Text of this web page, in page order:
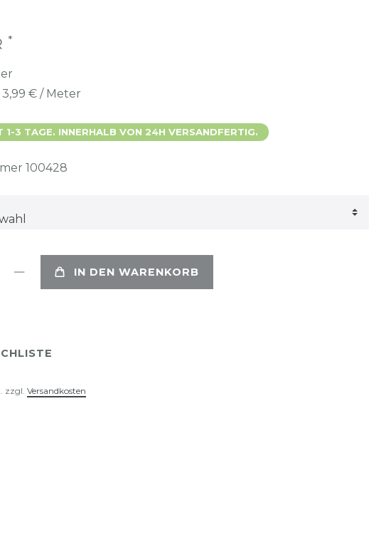
*
3,99 € / Meter
1-3 TAGE. INNERHALB VON 24H VERSANDFERTIG.
100428
IN DEN WARENKORB
zzgl. Versandkosten